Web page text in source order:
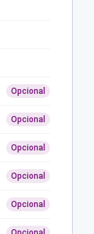
Opcional
Opcional
Opcional
Opcional
Opcional